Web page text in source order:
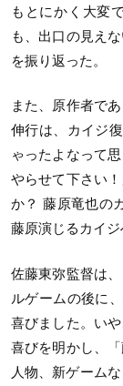
もとにかく大変
も、出口の見え
を振り返った。
また、原作者で
伸行は、カイジ
ゃったよなって
やらせて下さい
か？ 藤原竜也の
藤原演じるカイジ
佐藤東弥監督は
ルゲームの後に
喜びました。い
喜びを明かし、
人物、新ゲーム